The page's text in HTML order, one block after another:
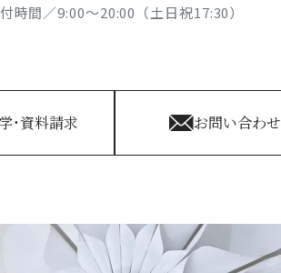
時間／9:00～20:00（土日祝17:30）
・資料請求 お問い合わせ